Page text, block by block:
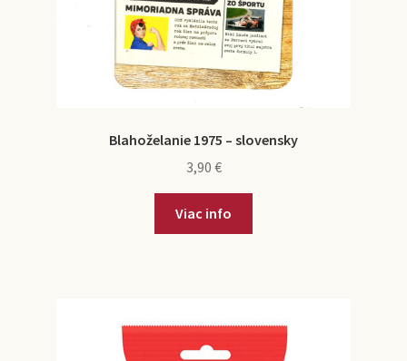
Blahoželanie 1975 – slovensky
3,90 €
Viac info